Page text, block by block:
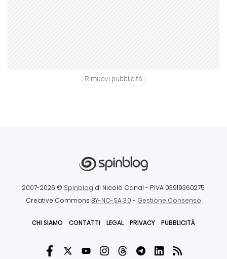
Rimuovi pubblicità
2007-2026 © Spinblog di Nicolò Canal - P.IVA 03919360275
Creative Commons BY-NC-SA 3.0- Gestione Consenso
CHI SIAMO CONTATTI LEGAL PRIVACY PUBBLICITÀ